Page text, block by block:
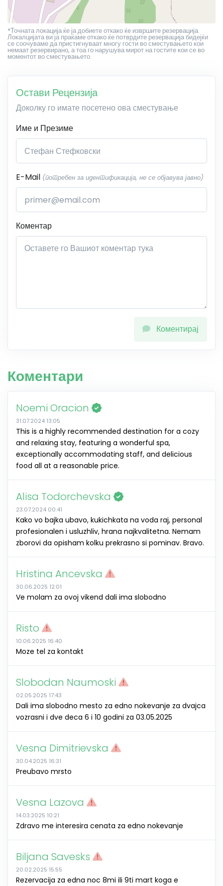
*Точната локација ќе ја добиете откако ќе извршите резервација.
Локалцијата ви ја праќаме откако ќе потврдите резервација бидејќи
се соочуваме да пристигнуваат многу гости во сместувањето кои
немаат резервирано, а тоа го нарушува мирот на гостите кои се во
моментот во сместувањето.
Остави Рецензија
Доколку го имате посетено ова сместување
Име и Презиме
E-Mail (потребен за идентификација, не се објавува јавно)
Коментар
Коментирај
Коментари
Noemi Oracion
31.07.2024 13:05
This is a highly recommended destination for a cozy
and relaxing stay, featuring a wonderful spa,
exceptionally accommodating staff, and delicious
food all at a reasonable price.
Alisa Todorchevska
23.07.2024 00:41
Kako vo bajka ubavo, kukichkata na voda raj, personal
profesionalen i usluzhliv, hrana najkvalitetna. Nemam
zborovi da opisham kolku prekrasno si pominav. Bravo.
Hristina Ancevska
30.06.2025 12:01
Ve molam za ovoj vikend dali ima slobodno
Risto
10.06.2025 16:40
Moze tel za kontakt
Slobodan Naumoski
02.05.2025 17:43
Dali ima slobodno mesto za edno nokevanje za dvajca
vozrasni i dve deca 6 i 10 godini za 03.05.2025
Vesna Dimitrievska
30.04.2025 16:31
Preubavo mrsto
Vesna Lazova
14.03.2025 10:21
Zdravo me interesira cenata za edno nokevanje
Biljana Savesks
20.02.2025 15:55
Rezervacija za edna noc 8mi ili 9ti mart koga e